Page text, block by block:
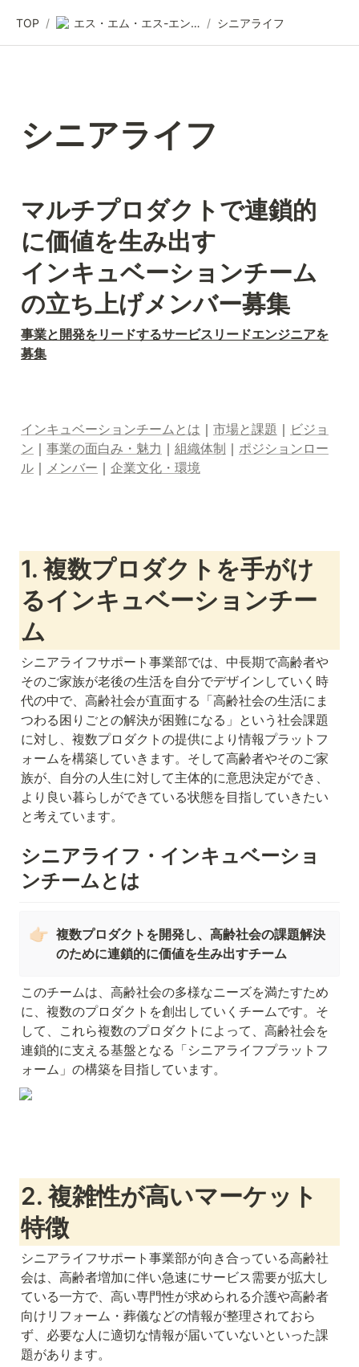
TOP / エス・エム・エス-エンジニア採用情報 / シニアライフ
シニアライフ
マルチプロダクトで連鎖的
に価値を生み出す
インキュベーションチーム
の立ち上げメンバー募集
事業と開発をリードするサービスリードエンジニアを
募集
インキュベーションチームとは ｜ 市場と課題 ｜ ビジョ
ン ｜ 事業の面白み・魅力 ｜ 組織体制 ｜ ポジションロー
ル ｜ メンバー ｜ 企業文化・環境
1. 複数プロダクトを手がけ
るインキュベーションチー
ム
シニアライフサポート事業部では、中長期で高齢者や
そのご家族が老後の生活を自分でデザインしていく時
代の中で、高齢社会が直面する「高齢社会の生活にま
つわる困りごとの解決が困難になる」という社会課題
に対し、複数プロダクトの提供により情報プラットフ
ォームを構築していきます。そして高齢者やそのご家
族が、自分の人生に対して主体的に意思決定ができ、
より良い暮らしができている状態を目指していきたい
と考えています。
シニアライフ・インキュベーショ
ンチームとは
👉🏻 複数プロダクトを開発し、高齢社会の課題解決
のために連鎖的に価値を生み出すチーム
このチームは、高齢社会の多様なニーズを満たすため
に、複数のプロダクトを創出していくチームです。そ
して、これら複数のプロダクトによって、高齢社会を
連鎖的に支える基盤となる「シニアライフプラットフ
ォーム」の構築を目指しています。
2. 複雑性が高いマーケット
特徴
シニアライフサポート事業部が向き合っている高齢社
会は、高齢者増加に伴い急速にサービス需要が拡大し
ている一方で、高い専門性が求められる介護や高齢者
向けリフォーム・葬儀などの情報が整理されておら
ず、必要な人に適切な情報が届いていないといった課
題があります。